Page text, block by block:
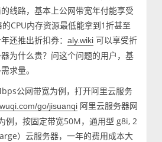
线路，基本上公网带宽年付能享受
CPU内存资源最低能拿到1折甚至
还推出折扣券：aly.wiki 可以享受折
为什么贵？问这个问题的用户，基
求量。
公网带宽为例，打开阿里云服务
go/jisuanqi 阿里云服务器网
例，按固定带宽50M，通用型 g8i, 2
）云服务器，一年的费用成本大